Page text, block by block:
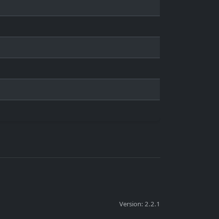
Version: 2.2.1